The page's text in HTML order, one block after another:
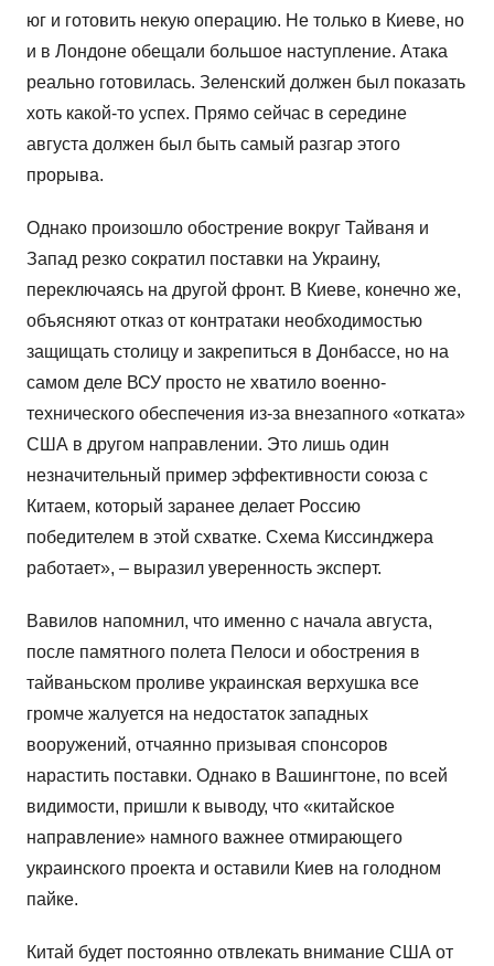
юг и готовить некую операцию. Не только в Киеве, но
и в Лондоне обещали большое наступление. Атака
реально готовилась. Зеленский должен был показать
хоть какой-то успех. Прямо сейчас в середине
августа должен был быть самый разгар этого
прорыва.
Однако произошло обострение вокруг Тайваня и
Запад резко сократил поставки на Украину,
переключаясь на другой фронт. В Киеве, конечно же,
объясняют отказ от контратаки необходимостью
защищать столицу и закрепиться в Донбассе, но на
самом деле ВСУ просто не хватило военно-
технического обеспечения из-за внезапного «отката»
США в другом направлении. Это лишь один
незначительный пример эффективности союза с
Китаем, который заранее делает Россию
победителем в этой схватке. Схема Киссинджера
работает», – выразил уверенность эксперт.
Вавилов напомнил, что именно с начала августа,
после памятного полета Пелоси и обострения в
тайваньском проливе украинская верхушка все
громче жалуется на недостаток западных
вооружений, отчаянно призывая спонсоров
нарастить поставки. Однако в Вашингтоне, по всей
видимости, пришли к выводу, что «китайское
направление» намного важнее отмирающего
украинского проекта и оставили Киев на голодном
пайке.
Китай будет постоянно отвлекать внимание США от